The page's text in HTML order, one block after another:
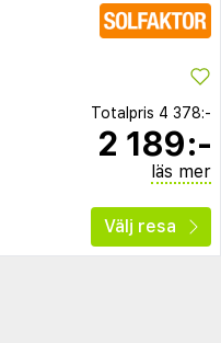
Totalpris 4 378:-
2 189:-
läs mer
Välj resa